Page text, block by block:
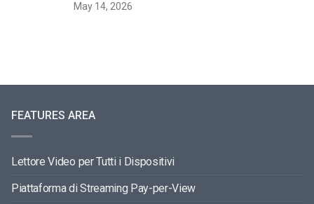
May 14, 2026
FEATURES AREA
Lettore Video per Tutti i Dispositivi
Piattaforma di Streaming Pay-per-View